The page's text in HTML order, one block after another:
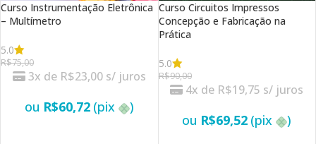
Curso Instrumentação Eletrônica
– Multímetro
5.0
R$75,00
3x de R$23,00 s/ juros
ou R$60,72 (pix )
Curso Circuitos Impressos
Concepção e Fabricação na
Prática
5.0
R$90,00
4x de R$19,75 s/ juros
ou R$69,52 (pix )